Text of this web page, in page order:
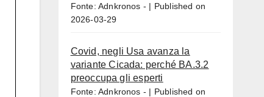
Fonte: Adnkronos -
Published on
2026-03-29
Covid, negli Usa avanza la
variante Cicada: perché BA.3.2
preoccupa gli esperti
Fonte: Adnkronos -
Published on